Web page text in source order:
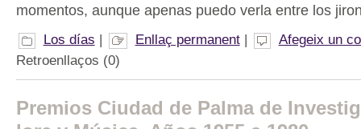
momentos, aunque apenas puedo verla entre los
Los días | Enllaç permanent|
Afegeix un
Retroenllaços (0)
Premios Ciudad de Palma de